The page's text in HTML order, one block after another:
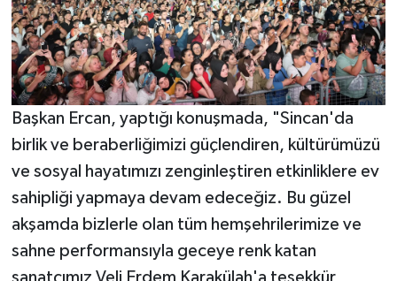
Başkan Ercan, yaptığı konuşmada, "Sincan'da
birlik ve beraberliğimizi güçlendiren, kültürümüzü
ve sosyal hayatımızı zenginleştiren etkinliklere ev
sahipliği yapmaya devam edeceğiz. Bu güzel
akşamda bizlerle olan tüm hemşehrilerimize ve
sahne performansıyla geceye renk katan